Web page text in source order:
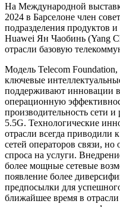
На Международной
2024 в Барселоне член
подразделения продуктов
Huawei Ян Чаобинь (Yang
отрасли базовую
Модель Telecom Foundation,
ключевые
поддерживают инновации
операционную
производительность сети
5.5G. Технологические
отрасли всегда
сетей операторов связи,
спроса на услуги.
более мощные сетевые
появление более
предпосылки для
ближайшее время в отрасли